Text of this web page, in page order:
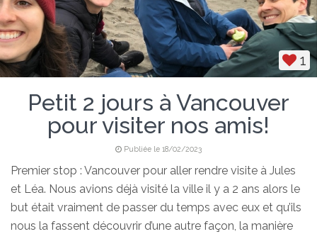
1
Petit 2 jours à Vancouver
pour visiter nos amis!
Publiée le 18/02/2023
Premier stop : Vancouver pour aller rendre visite à Jules
et Léa. Nous avions déjà visité la ville il y a 2 ans alors le
but était vraiment de passer du temps avec eux et qu’ils
nous la fassent découvrir d’une autre façon, la manière